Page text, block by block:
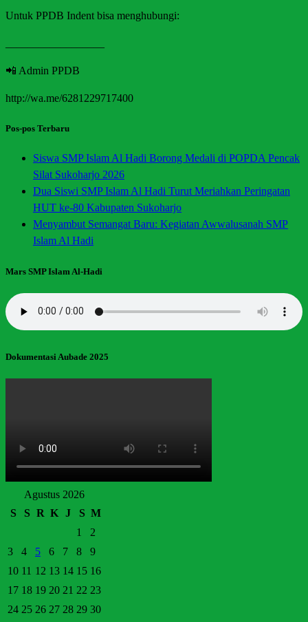
Untuk PPDB Indent bisa menghubungi:
📲 Admin PPDB
http://wa.me/6281229717400
Pos-pos Terbaru
Siswa SMP Islam Al Hadi Borong Medali di POPDA Pencak
Silat Sukoharjo 2026
Dua Siswi SMP Islam Al Hadi Turut Meriahkan Peringatan
HUT ke-80 Kabupaten Sukoharjo
Menyambut Semangat Baru: Kegiatan Awwalusanah SMP
Islam Al Hadi
Mars SMP Islam Al-Hadi
Dokumentasi Aubade 2025
Agustus 2026
S
S R K J S M
1
2
3
4 5 6 7 8
9
10 11 12 13 14 15 16
17 18 19 20 21 22 23
24 25 26 27 28 29 30